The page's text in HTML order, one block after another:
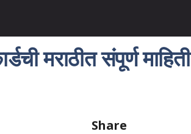
मराठीत संपूर्ण माहिती
Share